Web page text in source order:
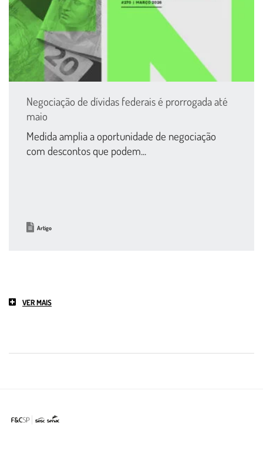
Negociação de dívidas federais é prorrogada até
maio
Medida amplia a oportunidade de negociação
com descontos que podem...
Artigo
VER MAIS